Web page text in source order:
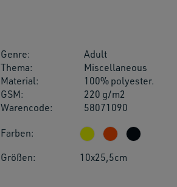
Genre:
Adult
Thema:
Miscellaneous
Material:
100% polyester.
GSM:
220 g/m2
Warencode:
58071090
Farben:
Größen:
10x25,5cm